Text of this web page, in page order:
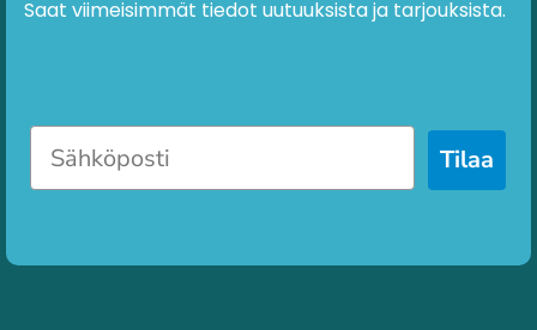
Saat viimeisimmät tiedot uutuuksista ja tarjouksista.
Tilaa